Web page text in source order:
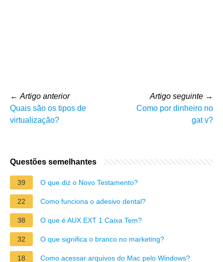
← Artigo anterior
Quais são os tipos de
virtualização?
Artigo seguinte →
Como por dinheiro no
gat v?
Questões semelhantes
39 O que diz o Novo Testamento?
22 Como funciona o adesivo dental?
38 O que é AUX EXT 1 Caixa Tem?
32 O que significa o branco no marketing?
18 Como acessar arquivos do Mac pelo Windows?